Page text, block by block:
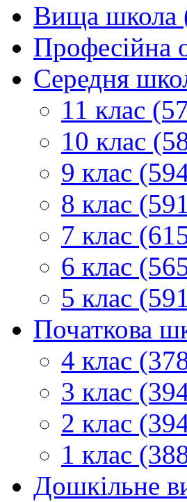
Вища школа
Професійна
Середня
11 клас
10 клас
9 клас
8 клас
7 клас
6 клас
5 клас
Початкова
4 клас
3 клас
2 клас
1 клас
Дошкільне